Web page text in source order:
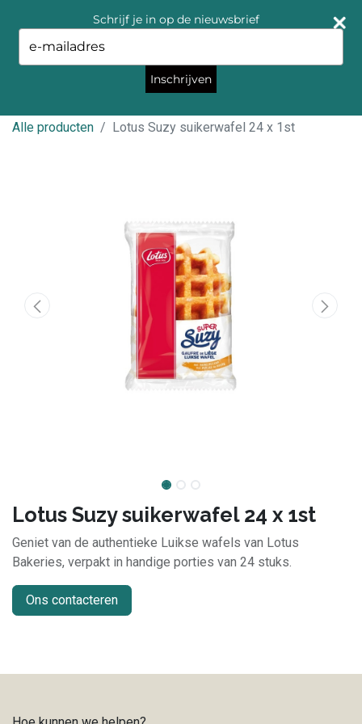
Alle producten Lotus Suzy suikerwafel 24 x 1st
Lotus Suzy suikerwafel 24 x 1st
Geniet van de authentieke Luikse wafels van Lotus
Bakeries, verpakt in handige porties van 24 stuks.
Ons contacteren
Schrijf je in op de nieuwsbrief
your
email
Inschrijven